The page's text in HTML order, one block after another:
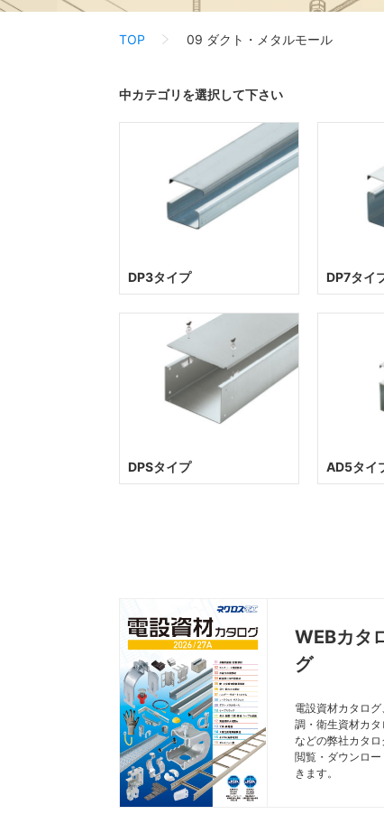
TOP 09 ダクト・メタルモール
中カテゴリを選択して下さい
DP3タイプ DP7タイ
DPSタイプ AD5タイ
WEBカタ
グ
電設資材カタログ
調・衛生資材カタ
などの弊社カタロ
閲覧・ダウンロー
きます。